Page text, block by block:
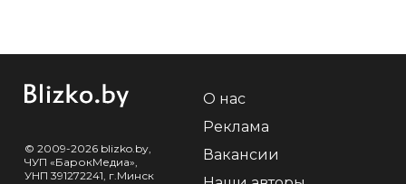
© 2009-2026 blizko.by,
ЧУП «БарокМедиа»,
УНП 391272241, г.Минск
О нас
Реклама
Вакансии